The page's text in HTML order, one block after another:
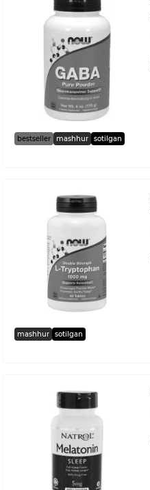
bestseller mashhur sotilgan
mashhur sotilgan